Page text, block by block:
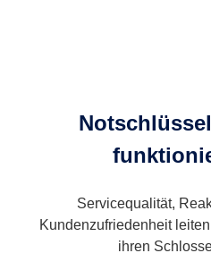
Servicequalität,
Kundenzufriedenheit
ihren